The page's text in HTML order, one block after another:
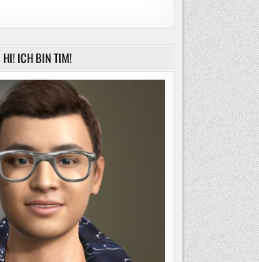
HI! ICH BIN TIM!